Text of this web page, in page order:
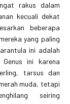
rakus dalam
kecuali dekat
beberapa
yang paling
ini adalah
ini karena
tarsus dan
muda, tetapi
seiring